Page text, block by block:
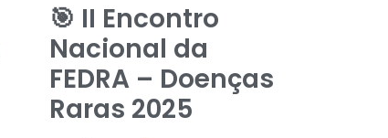
🎯 II Encontro
Nacional da
FEDRA – Doenças
Raras 2025